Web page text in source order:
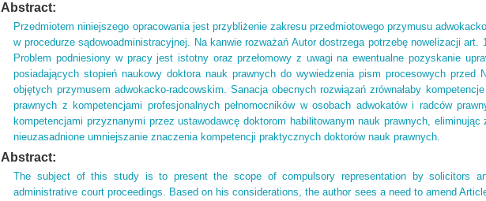
Abstract:
Przedmiotem niniejszego opracowania jest przybliżenie zakresu przedmiotowego przymusu
w procedurze sądowoadministracyjnej. Na kanwie rozważań Autor dostrzega potrzebę nowelizacji art.
Problem podniesiony w pracy jest istotny oraz przełomowy z uwagi na ewentualne pozyskanie
posiadających stopień naukowy doktora nauk prawnych do wywiedzenia pism procesowych przed
objętych przymusem adwokacko-radcowskim. Sanacja obecnych rozwiązań zrównałaby
prawnych z kompetencjami profesjonalnych pełnomocników w osobach adwokatów i radców
kompetencjami przyznanymi przez ustawodawcę doktorom habilitowanym nauk prawnych, eliminując
nieuzasadnione umniejszanie znaczenia kompetencji praktycznych doktorów nauk prawnych.
Abstract:
The subject of this study is to present the scope of compulsory representation by solicitors
administrative court proceedings. Based on his considerations, the author sees a need to amend